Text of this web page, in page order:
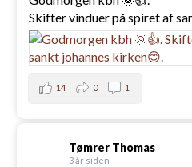
Skifter vinduer på spiret af
14 0 1
Tømrer Thomas
3 år siden